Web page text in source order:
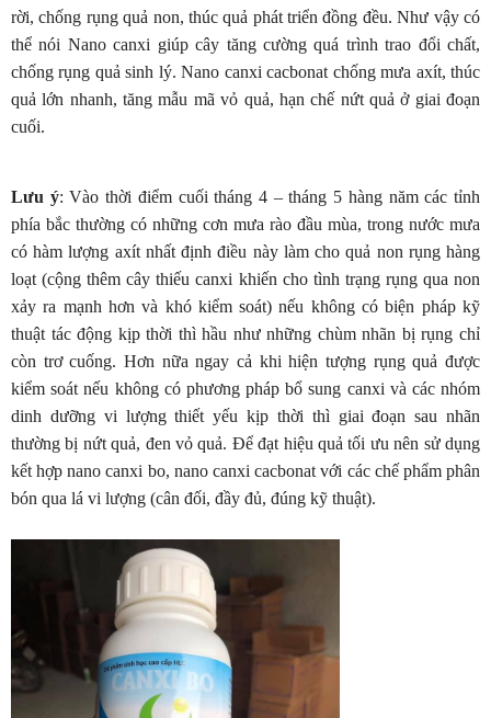
rời, chống rụng quả non, thúc quả phát triển đồng đều. Như vậy có
thể nói Nano canxi giúp cây tăng cường quá trình trao đổi chất,
chống rụng quả sinh lý. Nano canxi cacbonat chống mưa axít, thúc
quả lớn nhanh, tăng mẫu mã vỏ quả, hạn chế nứt quả ở giai đoạn
cuối.
Lưu ý: Vào thời điểm cuối tháng 4 – tháng 5 hàng năm các tỉnh
phía bắc thường có những cơn mưa rào đầu mùa, trong nước mưa
có hàm lượng axít nhất định điều này làm cho quả non rụng hàng
loạt (cộng thêm cây thiếu canxi khiến cho tình trạng rụng qua non
xảy ra mạnh hơn và khó kiểm soát) nếu không có biện pháp kỹ
thuật tác động kịp thời thì hầu như những chùm nhãn bị rụng chỉ
còn trơ cuống. Hơn nữa ngay cả khi hiện tượng rụng quả được
kiểm soát nếu không có phương pháp bổ sung canxi và các nhóm
dinh dưỡng vi lượng thiết yếu kịp thời thì giai đoạn sau nhãn
thường bị nứt quả, đen vỏ quả. Để đạt hiệu quả tối ưu nên sử dụng
kết hợp nano canxi bo, nano canxi cacbonat với các chế phẩm phân
bón qua lá vi lượng (cân đối, đầy đủ, đúng kỹ thuật).